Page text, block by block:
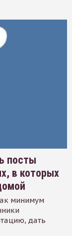
посты
в которых
минимум
дать